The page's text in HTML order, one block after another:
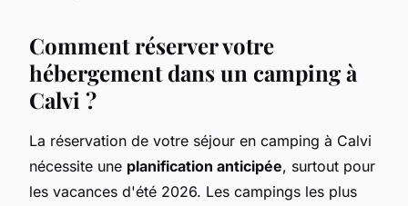
Comment réserver votre
hébergement dans un camping à
Calvi ?
La réservation de votre séjour en camping à Calvi
nécessite une planification anticipée, surtout pour
les vacances d'été 2026. Les campings les plus